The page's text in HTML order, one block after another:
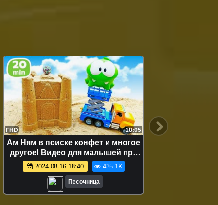
FHD 18:05
Ам Ням в поиске конфет и многое
другое! Видео для малышей про
игрушки
2024-08-16 18:40 435.1K
Песочница